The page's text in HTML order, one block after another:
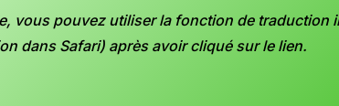
vous pouvez utiliser la fonction de traduction
dans Safari) après avoir cliqué sur le lien.